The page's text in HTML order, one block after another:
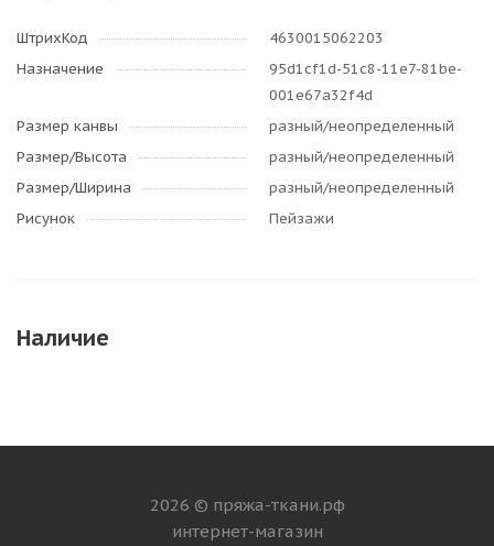
ШтрихКод
4630015062203
Назначение
95d1cf1d-51c8-11e7-81be-
001e67a32f4d
Размер канвы
разный/неопределенный
Размер/Высота
разный/неопределенный
Размер/Ширина
разный/неопределенный
Рисунок
Пейзажи
Наличие
2026 © пряжа-ткани.рф
интернет-магазин